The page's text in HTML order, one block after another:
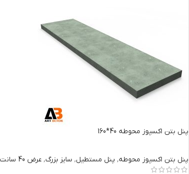
پنل بتن اکسپوز محوطه 40*160
پنل بتن اکسپوز محوطه, پنل مستطیل, سایز بزرگ, عرض 40 سانت